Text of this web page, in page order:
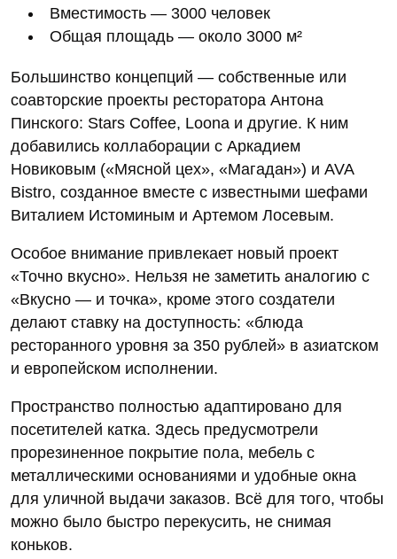
Вместимость — 3000 человек
Общая площадь — около 3000 м²
Большинство концепций — собственные или
соавторские проекты ресторатора Антона
Пинского: Stars Coffee, Loona и другие. К ним
добавились коллаборации с Аркадием
Новиковым («Мясной цех», «Магадан») и AVA
Bistro, созданное вместе с известными шефами
Виталием Истоминым и Артемом Лосевым.
Особое внимание привлекает новый проект
«Точно вкусно». Нельзя не заметить аналогию с
«Вкусно — и точка», кроме этого создатели
делают ставку на доступность: «блюда
ресторанного уровня за 350 рублей» в азиатском
и европейском исполнении.
Пространство полностью адаптировано для
посетителей катка. Здесь предусмотрели
прорезиненное покрытие пола, мебель с
металлическими основаниями и удобные окна
для уличной выдачи заказов. Всё для того, чтобы
можно было быстро перекусить, не снимая
коньков.